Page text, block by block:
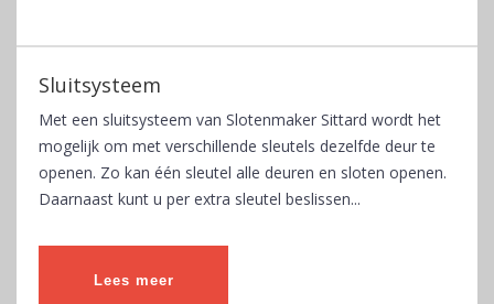
Sluitsysteem
Met een sluitsysteem van Slotenmaker Sittard wordt het
mogelijk om met verschillende sleutels dezelfde deur te
openen. Zo kan één sleutel alle deuren en sloten openen.
Daarnaast kunt u per extra sleutel beslissen...
Lees meer